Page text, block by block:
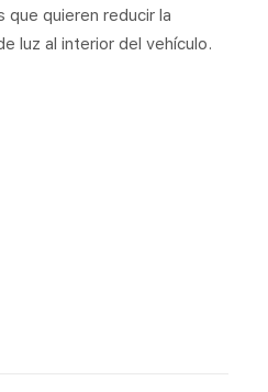
quieren reducir la
luz al interior del vehículo.